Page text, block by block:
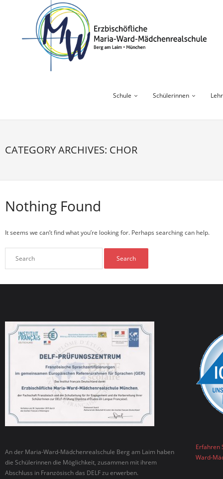
Schule Schülerinnen
CATEGORY ARCHIVES: CHOR
Nothing Found
It seems we can’t find what you’re looking for. Perhaps searching can help.
An der Maria-Ward-Mädchenrealschule Berg am Laim haben
die Schülerinnen die Möglichkeit, zusammen mit ihrem
Abschluss in Französisch das DELF zu erwerben.
Erfahren
Ward-